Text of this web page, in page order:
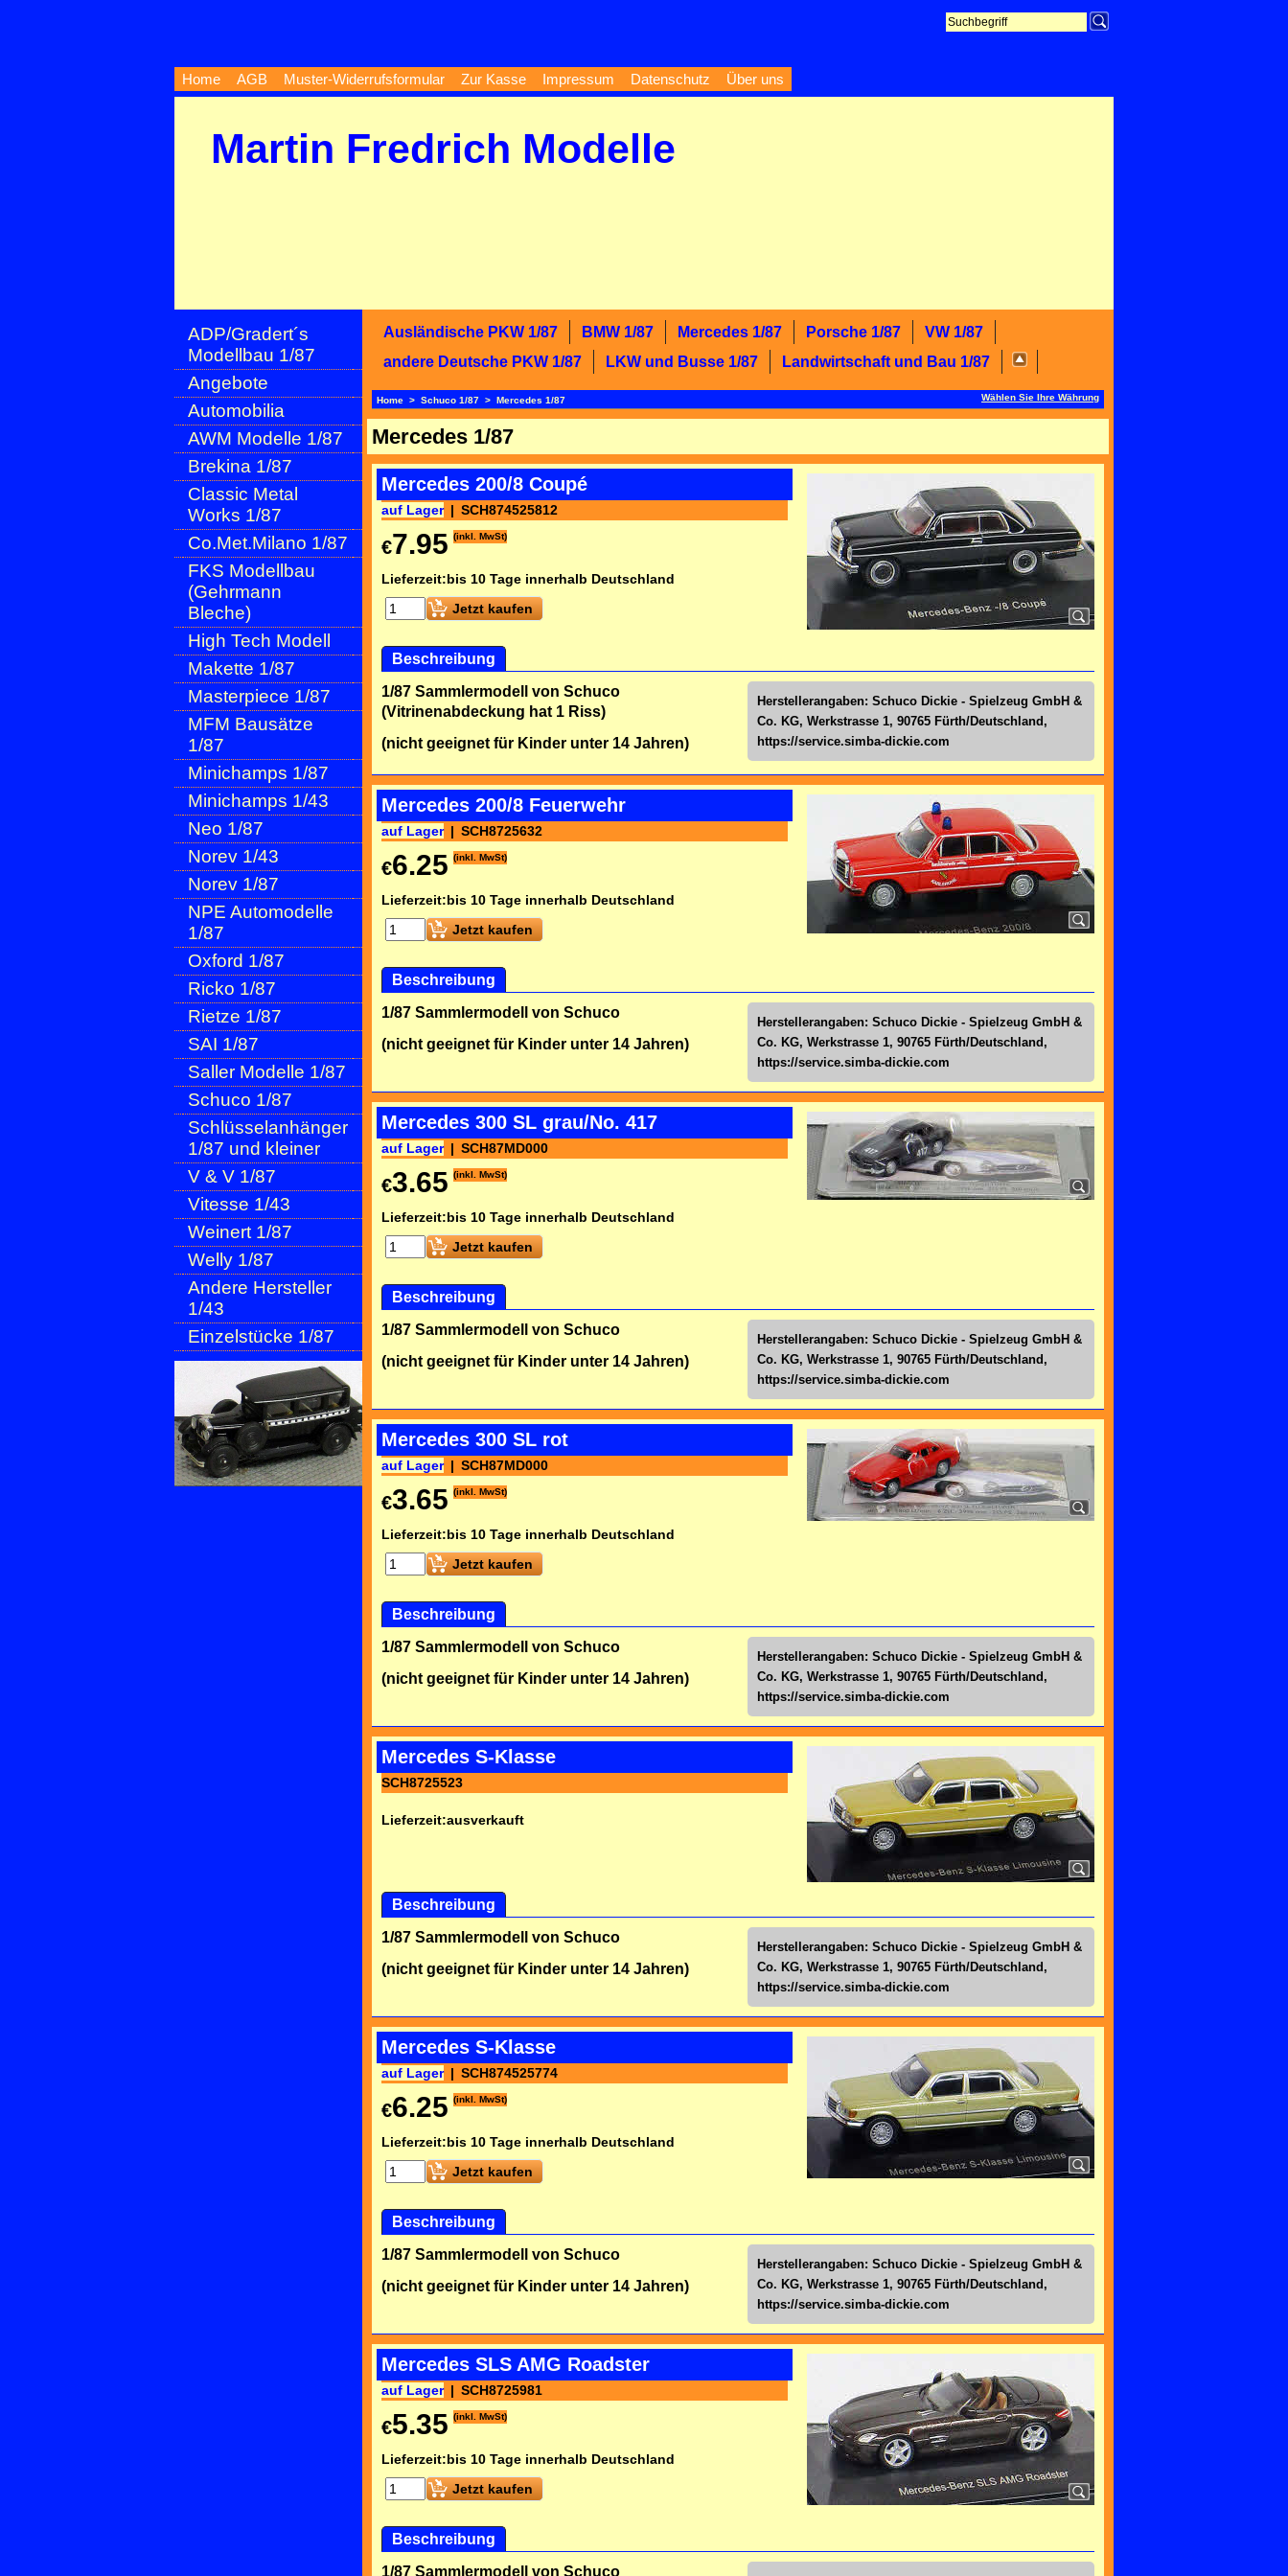
Martin Fredrich Modelle
Home AGB Muster-Widerrufsformular Zur Kasse Impressum Datenschutz Über uns
ADP/Gradert´s
Modellbau 1/87
Angebote
Automobilia
AWM Modelle 1/87
Brekina 1/87
Classic Metal
Works 1/87
Co.Met.Milano 1/87
FKS Modellbau
(Gehrmann
Bleche)
High Tech Modell
Makette 1/87
Masterpiece 1/87
MFM Bausätze
1/87
Minichamps 1/87
Minichamps 1/43
Neo 1/87
Norev 1/43
Norev 1/87
NPE Automodelle
1/87
Oxford 1/87
Ricko 1/87
Rietze 1/87
SAI 1/87
Saller Modelle 1/87
Schuco 1/87
Schlüsselanhänger
1/87 und kleiner
V & V 1/87
Vitesse 1/43
Weinert 1/87
Welly 1/87
Andere Hersteller
1/43
Einzelstücke 1/87
Ausländische PKW 1/87 BMW 1/87 Mercedes 1/87 Porsche 1/87
VW 1/87
andere Deutsche PKW 1/87
LKW und Busse 1/87 Landwirtschaft und Bau 1/87
Home > Schuco 1/87 > Mercedes 1/87 Wählen Sie Ihre Währung
Mercedes 1/87
Mercedes 200/8 Coupé
auf Lager SCH874525812
€7.95 (inkl. MwSt)
Lieferzeit:bis 10 Tage innerhalb Deutschland
Jetzt kaufen
Beschreibung
Herstellerangaben: Schuco Dickie - Spielzeug GmbH &
Co. KG, Werkstrasse 1, 90765 Fürth/Deutschland,
https://service.simba-dickie.com
1/87 Sammlermodell von Schuco
(Vitrinenabdeckung hat 1 Riss)
(nicht geeignet für Kinder unter 14 Jahren)
Mercedes 200/8 Feuerwehr
auf Lager SCH8725632
€6.25 (inkl. MwSt)
Lieferzeit:bis 10 Tage innerhalb Deutschland
Jetzt kaufen
Beschreibung
Herstellerangaben: Schuco Dickie - Spielzeug GmbH &
Co. KG, Werkstrasse 1, 90765 Fürth/Deutschland,
https://service.simba-dickie.com
1/87 Sammlermodell von Schuco
(nicht geeignet für Kinder unter 14 Jahren)
Mercedes 300 SL grau/No. 417
auf Lager SCH87MD000
€3.65 (inkl. MwSt)
Lieferzeit:bis 10 Tage innerhalb Deutschland
Jetzt kaufen
Beschreibung
Herstellerangaben: Schuco Dickie - Spielzeug GmbH &
Co. KG, Werkstrasse 1, 90765 Fürth/Deutschland,
https://service.simba-dickie.com
1/87 Sammlermodell von Schuco
(nicht geeignet für Kinder unter 14 Jahren)
Mercedes 300 SL rot
auf Lager SCH87MD000
€3.65 (inkl. MwSt)
Lieferzeit:bis 10 Tage innerhalb Deutschland
Jetzt kaufen
Beschreibung
Herstellerangaben: Schuco Dickie - Spielzeug GmbH &
Co. KG, Werkstrasse 1, 90765 Fürth/Deutschland,
https://service.simba-dickie.com
1/87 Sammlermodell von Schuco
(nicht geeignet für Kinder unter 14 Jahren)
Mercedes S-Klasse
SCH8725523
Lieferzeit:ausverkauft
Beschreibung
Herstellerangaben: Schuco Dickie - Spielzeug GmbH &
Co. KG, Werkstrasse 1, 90765 Fürth/Deutschland,
https://service.simba-dickie.com
1/87 Sammlermodell von Schuco
(nicht geeignet für Kinder unter 14 Jahren)
Mercedes S-Klasse
auf Lager SCH874525774
€6.25 (inkl. MwSt)
Lieferzeit:bis 10 Tage innerhalb Deutschland
Jetzt kaufen
Beschreibung
Herstellerangaben: Schuco Dickie - Spielzeug GmbH &
Co. KG, Werkstrasse 1, 90765 Fürth/Deutschland,
https://service.simba-dickie.com
1/87 Sammlermodell von Schuco
(nicht geeignet für Kinder unter 14 Jahren)
Mercedes SLS AMG Roadster
auf Lager SCH8725981
€5.35 (inkl. MwSt)
Lieferzeit:bis 10 Tage innerhalb Deutschland
Jetzt kaufen
Beschreibung
1/87 Sammlermodell von Schuco